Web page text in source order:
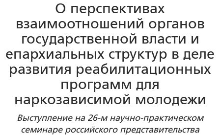
О перспективах
взаимоотношений органов
государственной власти и
епархиальных структур в деле
развития реабилитационных
программ для
наркозависимой молодежи
Выступление на 26-м научно-практическом
семинаре российского представительства